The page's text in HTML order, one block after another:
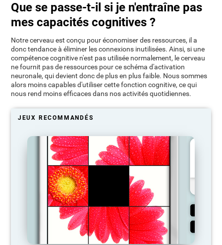
Que se passe-t-il si je n'entraîne pas
mes capacités cognitives ?
Notre cerveau est conçu pour économiser des ressources, il a
donc tendance à éliminer les connexions inutilisées. Ainsi, si une
compétence cognitive n'est pas utilisée normalement, le cerveau
ne fournit pas de ressources pour ce schéma d'activation
neuronale, qui devient donc de plus en plus faible. Nous sommes
alors moins capables d'utiliser cette fonction cognitive, ce qui
nous rend moins efficaces dans nos activités quotidiennes.
JEUX RECOMMANDÉS